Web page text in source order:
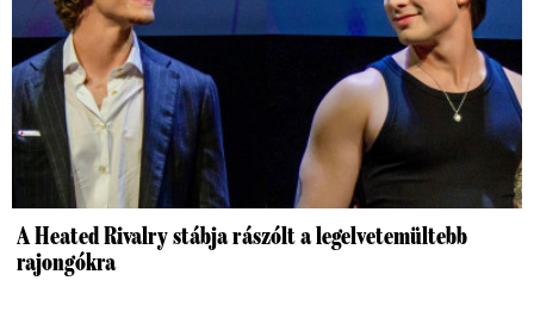
A Heated Rivalry stábja rászólt a legelvetemültebb
rajongókra